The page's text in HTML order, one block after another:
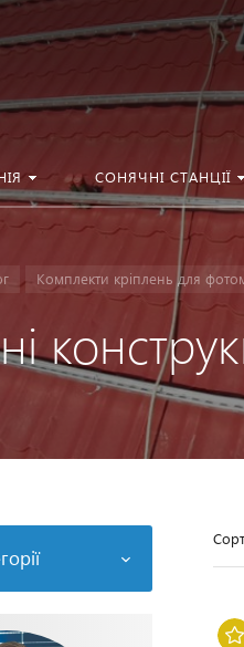
СОНЯЧНІ СТАНЦІЇ
Комплекти кріплень для